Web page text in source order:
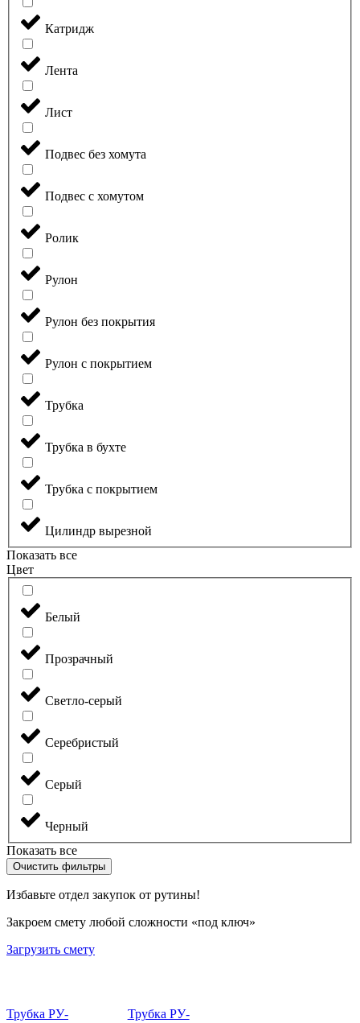
Катридж
Лента
Лист
Подвес без хомута
Подвес с хомутом
Ролик
Рулон
Рулон без покрытия
Рулон с покрытием
Трубка
Трубка в бухте
Трубка с покрытием
Цилиндр вырезной
Показать все
Цвет
Белый
Прозрачный
Светло-серый
Серебристый
Серый
Черный
Показать все
Очистить фильтры
Избавьте отдел закупок от рутины!
Закроем смету любой сложности «под ключ»
Загрузить смету
Трубка РУ-
Трубка РУ-